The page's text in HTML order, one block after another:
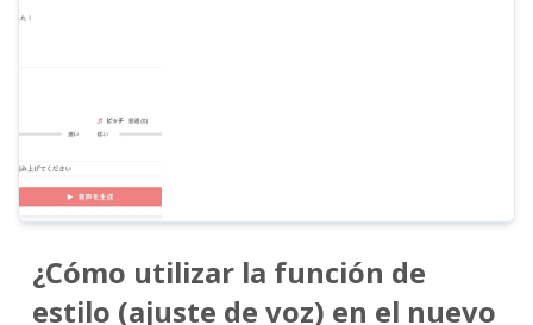
¿Cómo utilizar la función de
estilo (ajuste de voz) en el nuevo